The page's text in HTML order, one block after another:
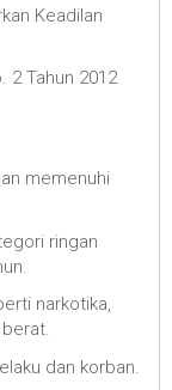
Keadilan
2 Tahun 2012
memenuhi
ringan
narkotika,
dan korban.